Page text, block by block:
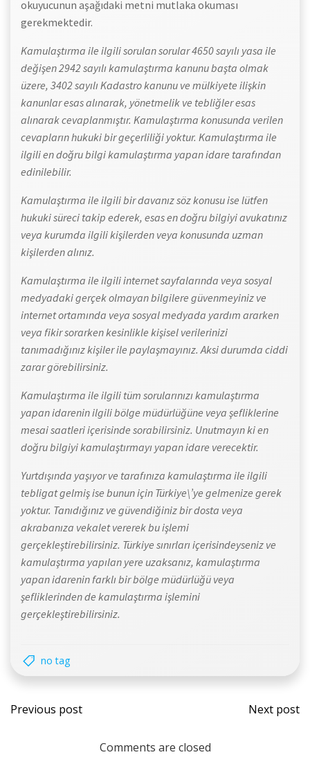
okuyucunun aşağıdaki metni mutlaka okuması
gerekmektedir.
Kamulaştırma ile ilgili sorulan sorular 4650 sayılı yasa ile
değişen 2942 sayılı kamulaştırma kanunu başta olmak
üzere, 3402 sayılı Kadastro kanunu ve mülkiyete ilişkin
kanunlar esas alınarak, yönetmelik ve tebliğler esas
alınarak cevaplanmıştır. Kamulaştırma konusunda verilen
cevapların hukuki bir geçerliliği yoktur. Kamulaştırma ile
ilgili en doğru bilgi kamulaştırma yapan idare tarafından
edinilebilir.
Kamulaştırma ile ilgili bir davanız söz konusu ise lütfen
hukuki süreci takip ederek, esas en doğru bilgiyi avukatınız
veya kurumda ilgili kişilerden veya konusunda uzman
kişilerden alınız.
Kamulaştırma ile ilgili internet sayfalarında veya sosyal
medyadaki gerçek olmayan bilgilere güvenmeyiniz ve
internet ortamında veya sosyal medyada yardım ararken
veya fikir sorarken kesinlikle kişisel verilerinizi
tanımadığınız kişiler ile paylaşmayınız. Aksi durumda ciddi
zarar görebilirsiniz.
Kamulaştırma ile ilgili tüm sorularınızı kamulaştırma
yapan idarenin ilgili bölge müdürlüğüne veya şefliklerine
mesai saatleri içerisinde sorabilirsiniz. Unutmayın ki en
doğru bilgiyi kamulaştırmayı yapan idare verecektir.
Yurtdışında yaşıyor ve tarafınıza kamulaştırma ile ilgili
tebligat gelmiş ise bunun için Türkiye\’ye gelmenize gerek
yoktur. Tanıdığınız ve güvendiğiniz bir dosta veya
akrabanıza vekalet vererek bu işlemi
gerçekleştirebilirsiniz. Türkiye sınırları içerisindeyseniz ve
kamulaştırma yapılan yere uzaksanız, kamulaştırma
yapan idarenin farklı bir bölge müdürlüğü veya
şefliklerinden de kamulaştırma işlemini
gerçekleştirebilirsiniz.
no tag
Previous post Next post
Comments are closed